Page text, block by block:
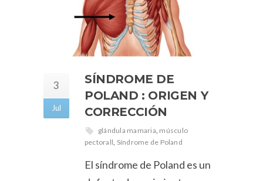
3
Jul
SÍNDROME DE
POLAND : ORIGEN Y
CORRECCIÓN
glándula mamaria, músculo
pectorall, Síndrome de Poland
El síndrome de Poland es un